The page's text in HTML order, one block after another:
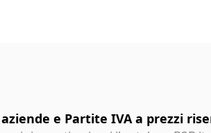
e Partite IVA a prezzi